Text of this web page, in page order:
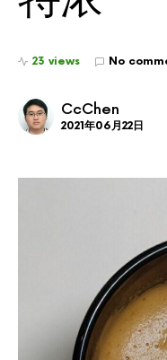
23 views No
CcChen
2021年06月22日